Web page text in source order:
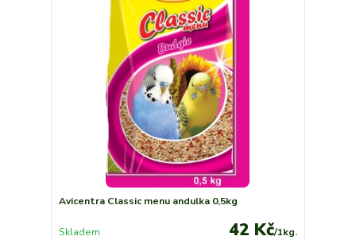
Avicentra Classic menu andulka 0,5kg
42 Kč/1kg.
Skladem